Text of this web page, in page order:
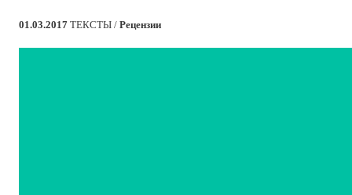
01.03.2017 ТЕКСТЫ / Рецензии